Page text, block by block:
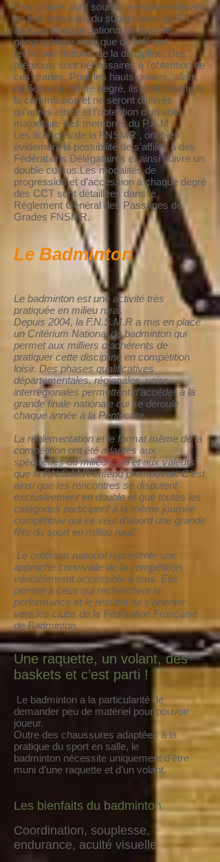
Ces grades sont soumis a examen devant
un jury composé du superviseur du P.A.M,
du Coordinateur national de la zone
géographique ainsi que du référent
technique national de la discipline. Des
prérequis sont nécessaires à l’obtention de
ces grades. Pour les hauts grades, allant
du 6ème au 9ème degré, ils sont soumis a
la commission et ne seront délivrés
qu’après étude et l’obtention d’un vote
majoritaire des membres du P.A.M .
Les licenciés de la FNSMR , ont bien
évidement la possibilité de s’affilier à des
Fédérations Délégataires et ainsi suivre un
double cursus.Les modalités de
progression et d’accession à chaque degré
des CCT sont détaillées dans le
Règlement Général des Passages de
Grades FNSMR.
Le Badminton
Le badminton est une activité très
pratiquée en milieu rural.
Depuis 2004, la F.N.S.M.R a mis en place
un Critérium National de badminton qui
permet aux milliers d’adhérents de
pratiquer cette discipline en compétition
loisir. Des phases qualificatives
départementales, régionales, voire
interrégionales permettent d’accéder à la
grande finale nationale qui se déroule
chaque année à la Pentecôte.
La réglementation et le format même de la
compétition ont été adaptés aux
spécificités du milieu rural et aux valeurs
que la F.N.S.M.R entend promouvoir. C’est
ainsi que les rencontres se disputent
exclusivement en double et que toutes les
catégories participent à la même journée
compétitive qui se veut d’abord une grande
fête du sport en milieu rural.
Le critérium national représente une
approche conviviale de la compétition
véritablement accessible à tous. Elle
permet à ceux qui recherchent la
performance et le résultat de s’orienter
vers les clubs de la Fédération Française
de Badminton.
Une raquette, un volant, des
baskets et c’est parti !
Le badminton a la particularité de
demander peu de matériel pour pouvoir
joueur.
Outre des chaussures adaptées à la
pratique du sport en salle, le
badminton nécessite uniquement d’être
muni d’une raquette et d’un volant.
Les bienfaits du badminton
Coordination, souplesse,
endurance, acuité visuelle